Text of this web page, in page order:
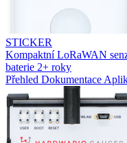
STICKER
Kompaktní LoRaWAN
baterie 2+ roky
Přehled Dokumentace